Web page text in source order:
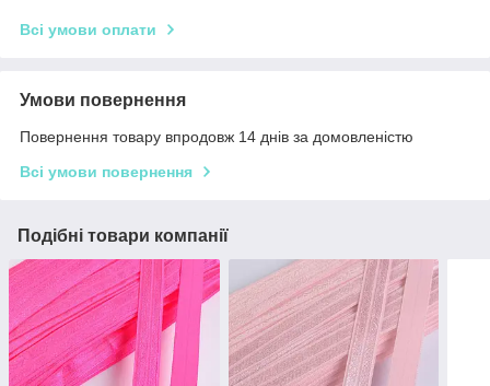
Всі умови оплати
Умови повернення
Повернення товару впродовж 14 днів за домовленістю
Всі умови повернення
Подібні товари компанії